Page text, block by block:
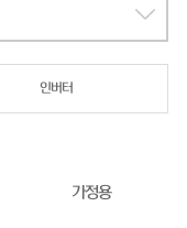
인버터
가정용